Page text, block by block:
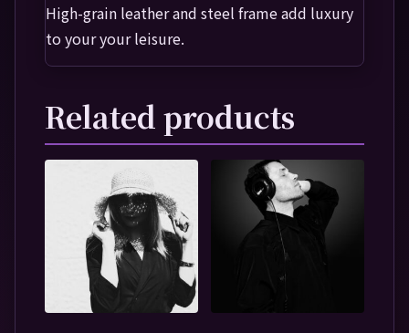
High-grain leather and steel frame add luxury
to your your leisure.
Related products